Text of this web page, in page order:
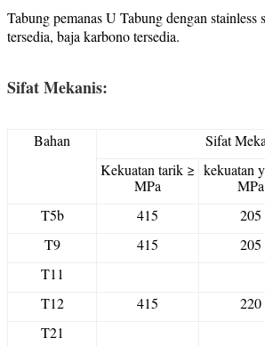
Tabung pemanas U Tabung dengan stainless
tersedia, baja karbono tersedia.
Sifat Mekanis:
Bahan
Sifat
Kekuatan tarik ≥
MPa
kekuatan
MPa
T5b
415 205
T9 415 205
T11
T12 415 220
T21